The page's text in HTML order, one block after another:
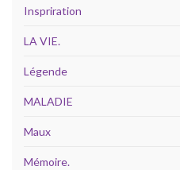
Inspriration
LA VIE.
Légende
MALADIE
Maux
Mémoire.